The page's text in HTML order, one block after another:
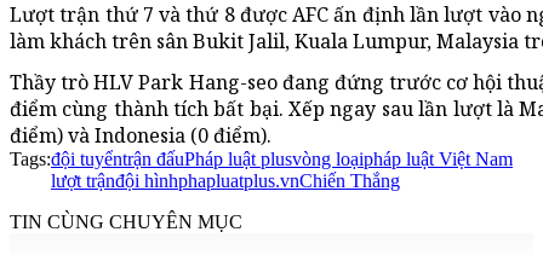
Lượt trận thứ 7 và thứ 8 được AFC ấn định lần lượt vào
làm khách trên sân Bukit Jalil, Kuala Lumpur, Malaysia
Thầy trò HLV Park Hang-seo đang đứng trước cơ hội
điểm cùng thành tích bất bại. Xếp ngay sau lần lượt là
điểm) và Indonesia (0 điểm).
Tags:đội tuyểntrận đấuPháp luật plusvòng loạipháp luật Việt Nam
lượt trậnđội hìnhphapluatplus.vnChiến Thắng
TIN CÙNG CHUYÊN MỤC